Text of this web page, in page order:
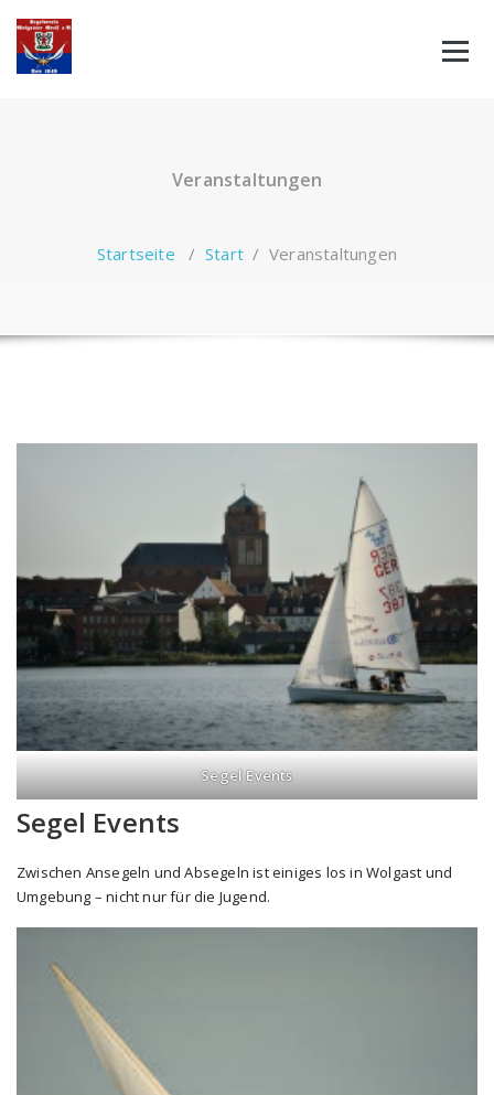
Inhalt
springen
Veranstaltungen
Startseite /Start /Veranstaltungen
Segel Events
Segel Events
Zwischen Ansegeln und Absegeln ist einiges los in Wolgast und
Umgebung – nicht nur für die Jugend.